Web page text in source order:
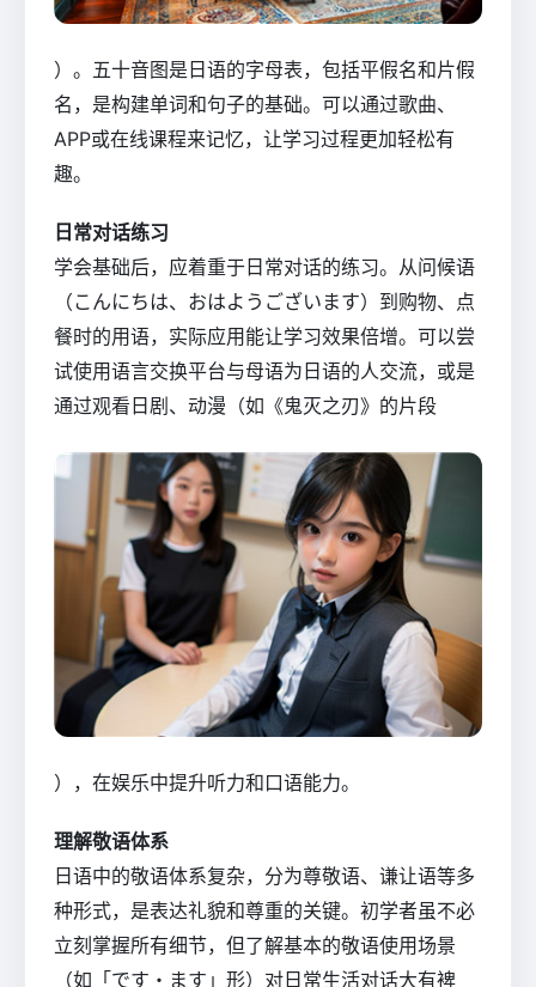
）。五十音图是日语的字母表，包括平假名和片假
名，是构建单词和句子的基础。可以通过歌曲、
APP或在线课程来记忆，让学习过程更加轻松有
趣。
日常对话练习
学会基础后，应着重于日常对话的练习。从问候语
（こんにちは、おはようございます）到购物、点
餐时的用语，实际应用能让学习效果倍增。可以尝
试使用语言交换平台与母语为日语的人交流，或是
通过观看日剧、动漫（如《鬼灭之刃》的片段
），在娱乐中提升听力和口语能力。
理解敬语体系
日语中的敬语体系复杂，分为尊敬语、谦让语等多
种形式，是表达礼貌和尊重的关键。初学者虽不必
立刻掌握所有细节，但了解基本的敬语使用场景
（如「です・ます」形）对日常生活对话大有裨